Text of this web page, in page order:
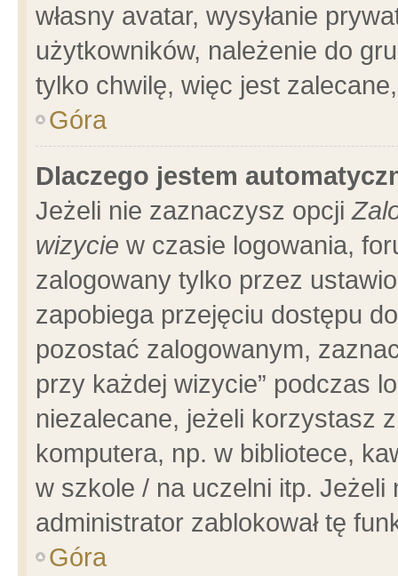
własny avatar, wysyłanie
użytkowników, należenie do
tylko chwilę, więc jest
Góra
Dlaczego jestem
Jeżeli nie zaznaczysz opcji
wizycie w czasie logowania,
zalogowany tylko przez
zapobiega przejęciu dostępu
pozostać zalogowanym,
przy każdej wizycie” podczas
niezalecane, jeżeli korzystasz
komputera, np. w bibliotece,
w szkole / na uczelni itp.
administrator zablokował tę
Góra